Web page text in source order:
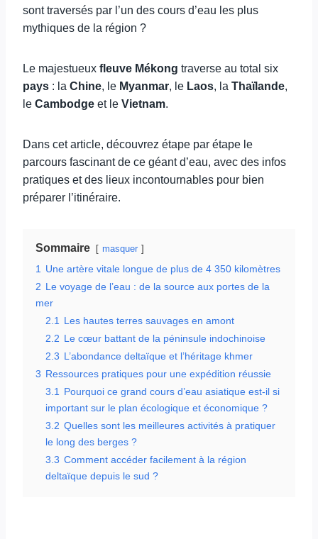
sont traversés par l’un des cours d’eau les plus
mythiques de la région ?
Le majestueux fleuve Mékong traverse au total six
pays : la Chine, le Myanmar, le Laos, la Thaïlande,
le Cambodge et le Vietnam.
Dans cet article, découvrez étape par étape le
parcours fascinant de ce géant d’eau, avec des infos
pratiques et des lieux incontournables pour bien
préparer l’itinéraire.
Sommaire masquer
1
Une artère vitale longue de plus de 4 350 kilomètres
2 Le voyage de l’eau : de la source aux portes de la
mer
2.1
Les hautes terres sauvages en amont
2.2 Le cœur battant de la péninsule indochinoise
2.3 L’abondance deltaïque et l’héritage khmer
3 Ressources pratiques pour une expédition réussie
3.1
Pourquoi ce grand cours d’eau asiatique est-il si
important sur le plan écologique et économique ?
3.2 Quelles sont les meilleures activités à pratiquer
le long des berges ?
3.3 Comment accéder facilement à la région
deltaïque depuis le sud ?